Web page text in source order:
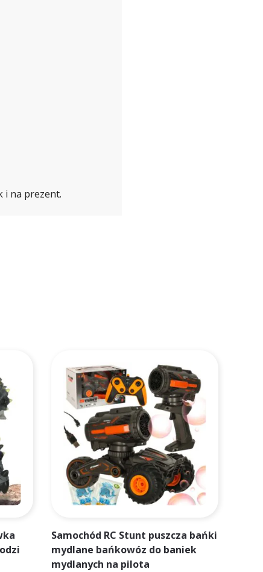
i na prezent.
Samochód RC Stunt puszcza bańki
mydlane bańkowóz do baniek
mydlanych na pilota